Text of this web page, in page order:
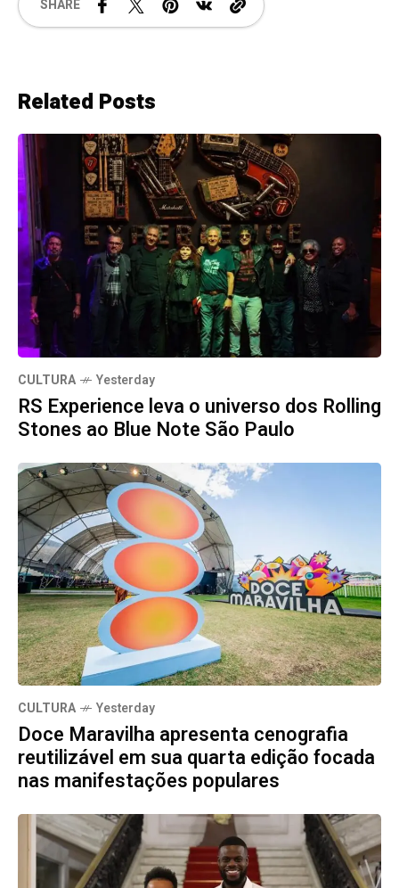
SHARE
Related Posts
CULTURA Yesterday
RS Experience leva o universo dos Rolling
Stones ao Blue Note São Paulo
CULTURA Yesterday
Doce Maravilha apresenta cenografia
reutilizável em sua quarta edição focada
nas manifestações populares